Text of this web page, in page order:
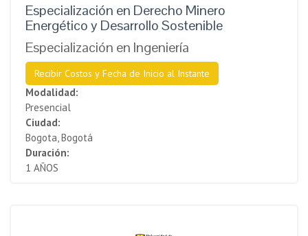
Especialización en Derecho Minero
Energético y Desarrollo Sostenible
Especialización en Ingeniería
Recibir Costos y Fecha de Inicio al Instante
Modalidad:
Presencial
Ciudad:
Bogota, Bogotá
Duración:
1 AÑOS